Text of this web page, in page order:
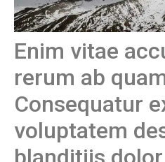
Enim vitae
rerum ab
Consequatur
voluptatem